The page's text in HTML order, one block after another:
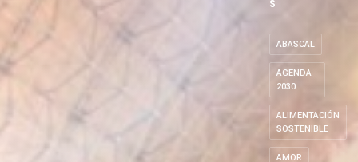
S
ABASCAL
AGENDA
2030
ALIMENTACIÓN
SOSTENIBLE
AMOR